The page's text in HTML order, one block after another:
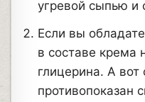
угревой сыпью и
Если вы
в составе крема
глицерина. А вот
противопоказан